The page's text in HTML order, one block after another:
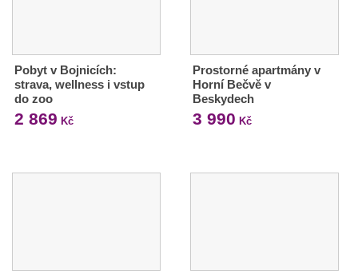
Pobyt v Bojnicích:
strava, wellness i vstup
do zoo
2 869 Kč
Prostorné apartmány v
Horní Bečvě v
Beskydech
3 990 Kč